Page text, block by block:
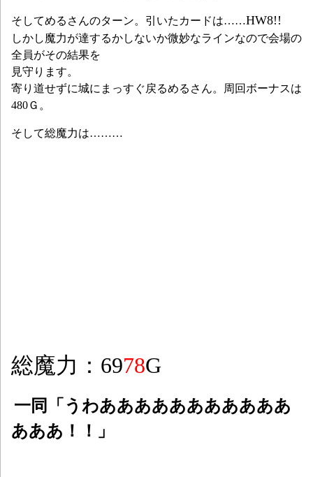
そしてめるさんのターン。引いたカードは……HW8!!
しかし魔力が達するかしないか微妙なラインなので会場の
全員がその結果を
見守ります。
寄り道せずに城にまっすぐ戻るめるさん。周回ボーナスは
480Ｇ。
そして総魔力は………
総魔力：6978G
一同「うわあああああああああああ
あああ！！」